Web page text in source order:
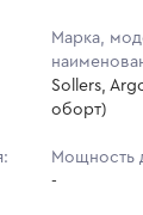
Москва
в аукционахМарка,
Sollers,
оборт)
Мощность
-